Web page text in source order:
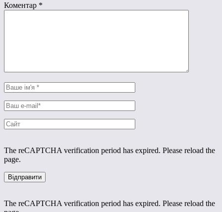
Коментар *
The reCAPTCHA verification period has expired. Please reload the
page.
The reCAPTCHA verification period has expired. Please reload the